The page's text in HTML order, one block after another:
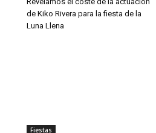
de Kiko Rivera para la fiesta de la
Luna Llena
Fiestas